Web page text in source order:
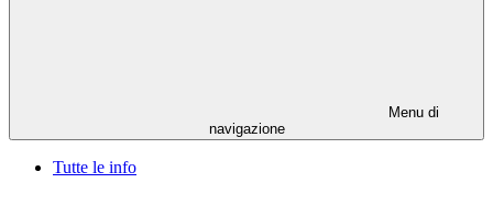
Menu di
navigazione
Tutte le info